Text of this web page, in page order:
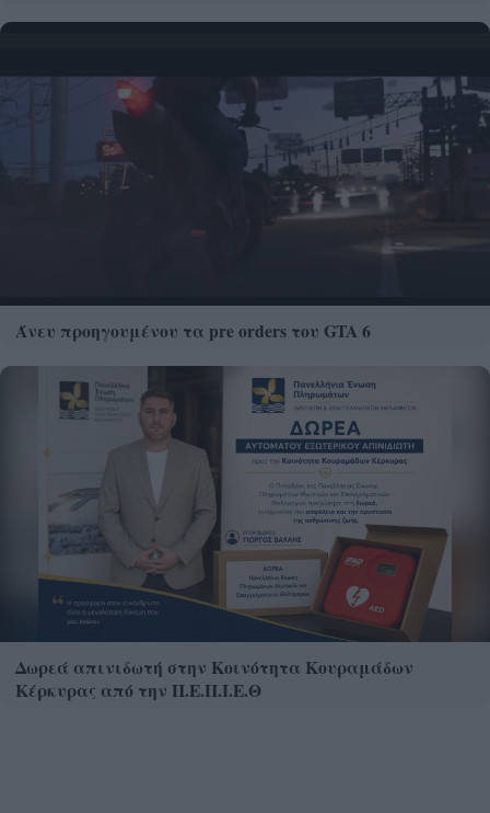
Άνευ προηγουμένου τα pre orders του GTA 6
Δωρεά απινιδωτή στην Κοινότητα Κουραμάδων
Κέρκυρας από την Π.Ε.Π.Ι.Ε.Θ